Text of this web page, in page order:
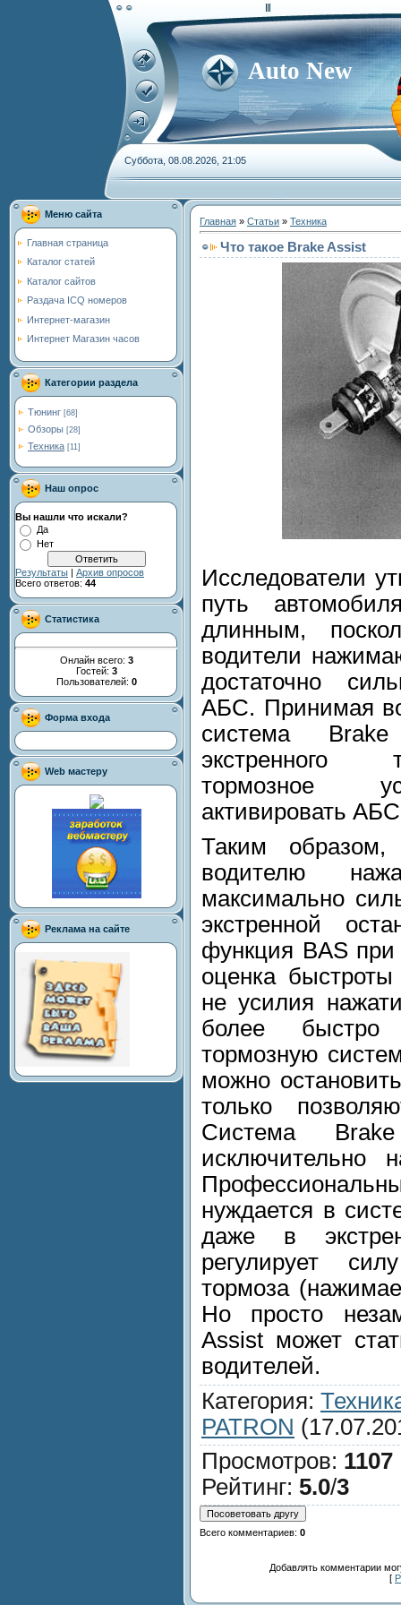
Auto New
Суббота, 08.08.2026, 21:05
Меню сайта
Главная страница
Каталог статей
Каталог сайтов
Раздача ICQ номеров
Интернет-магазин
Интернет Магазин часов
Категории раздела
Тюнинг [68]
Обзоры [28]
Техника [11]
Наш опрос
Вы нашли что искали?
Да
Нет
Результаты | Архив опросов
Всего ответов: 44
Статистика
Онлайн всего: 3
Гостей: 3
Пользователей: 0
Форма входа
Web мастеру
Реклама на сайте
Главная » Статьи » Техника
Что такое Brake Assist
Исследователи
путь
длинным,
водители
достаточно
АБС. Принимая
система
экстренного
тормозное
активировать
Таким
водителю
максимально
экстренной
функция BAS
оценка
не усилия
более
тормозную
можно
только
Система
исключительно
нуждается в
даже в
регулирует
тормоза
Но просто
Assist может
водителей.
Категория:
PATRON
Просмотров: 1107
Рейтинг: 5.0/3
Всего комментариев: 0
Добавлять комментарии
[